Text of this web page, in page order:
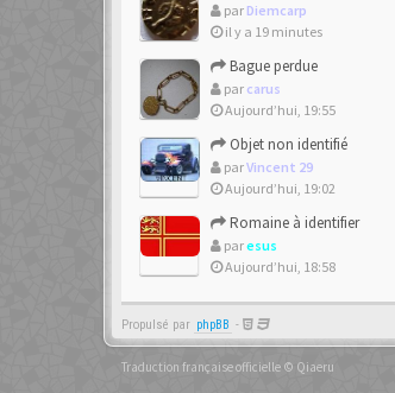
par Diemcarp
il y a 19 minutes
Bague perdue
par carus
Aujourd’hui, 19:55
Objet non identifié
parVincent 29
Aujourd’hui, 19:02
Romaine à identifier
paresus
Aujourd’hui, 18:58
Propulsé par phpBB -
Traduction française officielle © Qiaeru